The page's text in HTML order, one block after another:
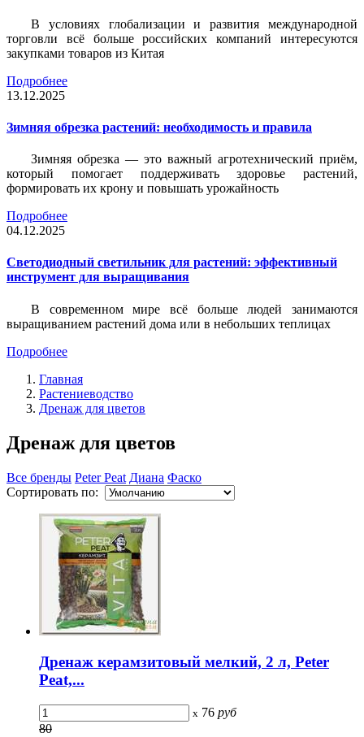
В условиях глобализации и развития международной
торговли всё больше российских компаний интересуются
закупками товаров из Китая
Подробнее
13.12.2025
Зимняя обрезка растений: необходимость и правила
Зимняя обрезка — это важный агротехнический приём,
который помогает поддерживать здоровье растений,
формировать их крону и повышать урожайность
Подробнее
04.12.2025
Светодиодный светильник для растений: эффективный
инструмент для выращивания
В современном мире всё больше людей занимаются
выращиванием растений дома или в небольших теплицах
Подробнее
Главная
Растениеводство
Дренаж для цветов
Дренаж для цветов
Все бренды Peter Peat Диана Фаско
Сортировать по:
Дренаж керамзитовый мелкий, 2 л, Peter
Peat,...
x 76 руб
80